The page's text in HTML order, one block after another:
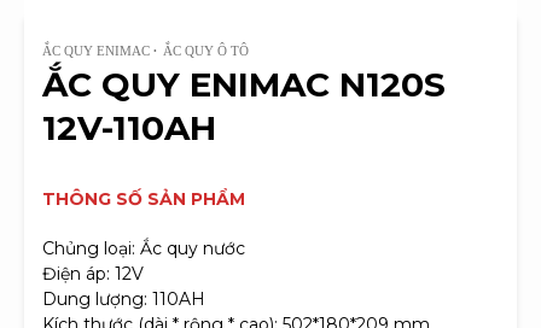
ẮC QUY ENIMAC ẮC QUY Ô TÔ
ẮC QUY ENIMAC N120S
12V-110AH
THÔNG SỐ SẢN PHẨM
Chủng loại: Ắc quy nước
Điện áp: 12V
Dung lượng: 110AH